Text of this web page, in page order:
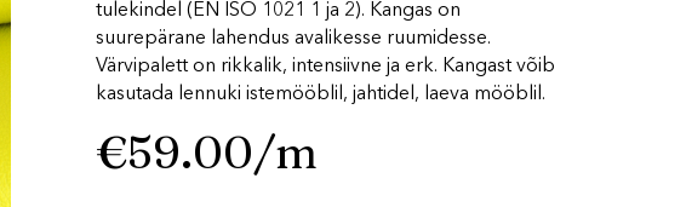
tulekindel (EN ISO 1021 1 ja 2). Kangas on
suurepärane lahendus avalikesse ruumidesse.
Värvipalett on rikkalik, intensiivne ja erk. Kangast võib
kasutada lennuki istemööblil, jahtidel, laeva mööblil.
€59.00/m